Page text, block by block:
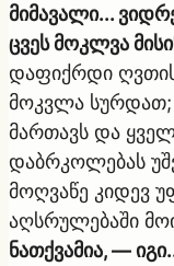
მიმავალი...
ცვეს მოკლვა
დაფიქრდი ღვთის
მოკვლა
მართავს და
დაბრკოლებას
მოღვაწე კიდევ
აღსრულებაში
ნათქვამია, —